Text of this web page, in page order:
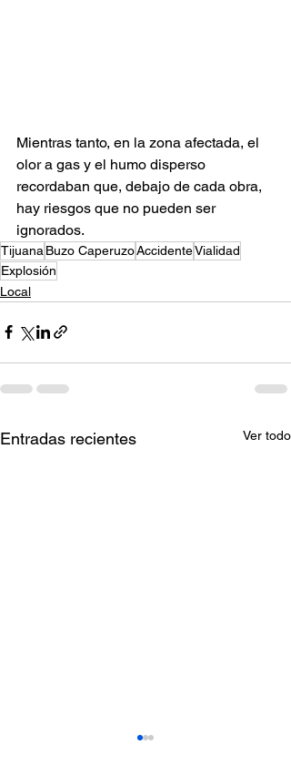
Mientras tanto, en la zona afectada, el
olor a gas y el humo disperso
recordaban que, debajo de cada obra,
hay riesgos que no pueden ser
ignorados.
Tijuana Buzo CaperuzoAccidenteVialidad
Explosión
Local
Entradas recientes Ver todo